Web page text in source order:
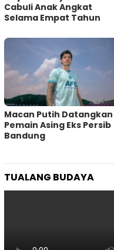
Cabuli Anak Angkat
Selama Empat Tahun
Macan Putih Datangkan
Pemain Asing Eks Persib
Bandung
TUALANG BUDAYA